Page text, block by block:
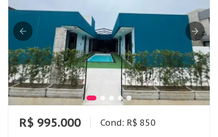
R$ 995.000 Cond: R$ 850